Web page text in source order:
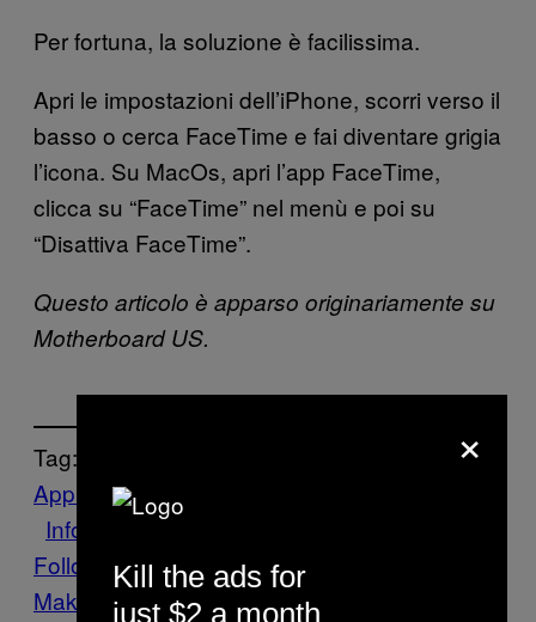
Per fortuna, la soluzione è facilissima.
Apri le impostazioni dell’iPhone, scorri verso il
basso o cerca FaceTime e fai diventare grigia
l’icona. Su MacOs, apri l’app FaceTime,
clicca su “FaceTime” nel menù e poi su
“Disattiva FaceTime”.
Questo articolo è apparso originariamente su
Motherboard US.
Tag:
Apple
bug
Infosec
iPhone
Follow Us On Discover
Make Us Preferred In Top Stories
×
Kill the ads for
just $2 a month